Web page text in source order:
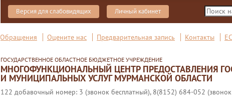
Версия для слабовидящих Личный кабинет
Обращения Оцените нас Предварительная запись Контакты
ГОСУДАРСТВЕННОЕ ОБЛАСТНОЕ БЮДЖЕТНОЕ УЧРЕЖДЕНИЕ
МНОГОФУНКЦИОНАЛЬНЫЙ ЦЕНТР ПРЕДОСТАВЛЕНИЯ
И МУНИЦИПАЛЬНЫХ УСЛУГ МУРМАНСКОЙ ОБЛАСТИ
122 добавочный номер: 3 (звонок бесплатный), 8(8152) 684-052